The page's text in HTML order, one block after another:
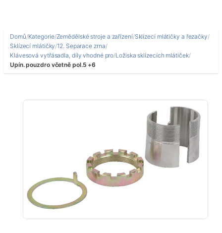
Domů/Kategorie/Zemědělské stroje a zařízení/Sklízecí mlátičky a řezačky/
Sklízecí mlátičky/12. Separace zrna/
Klávesová vytřásadla, díly vhodné pro/Ložiska sklízecích mlátiček/
Upín. pouzdro včetně pol.5 +6